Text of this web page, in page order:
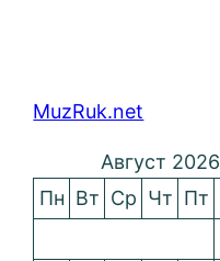
MuzRuk.net
Август 2026
Пн Вт Ср Чт Пт